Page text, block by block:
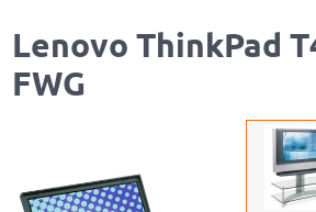
Lenovo ThinkPad
FWG